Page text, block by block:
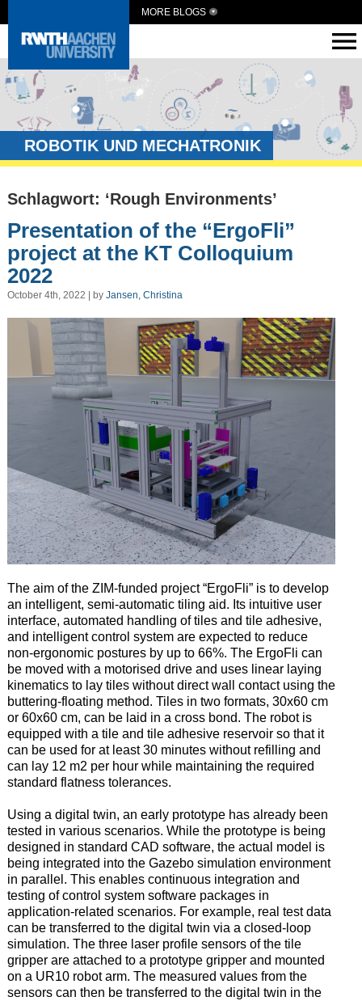
MORE BLOGS
ROBOTIK UND MECHATRONIK
Schlagwort: ‘Rough Environments’
Presentation of the “ErgoFli”
project at the KT Colloquium
2022
October 4th, 2022 | by Jansen, Christina
The aim of the ZIM-funded project“ErgoFli” is to develop
an intelligent, semi-automatictiling aid. tsintuitive user
interface, automated handling of tiles and tile adhesive,
and intelligent control system are expected to reduce
non-ergonomic postures by up to 66%. The ErgoFli can
be moved with a motorised drive and uses linear laying
kinematics to lay tiles without direct wall contact using the
buttering-floating method. Tiles in two formats, 30x60 cm
or 60x60 cm, can be laid in a cross bond. The robot is
equipped with a tileand tile adhesive reservoirso that it
can be used for at least 30 minutes without refilling and
can lay 12 m2 per hour while maintaining the required
standard flatnesstolerances.
Using a digital twin, an early prototype hasalready been
tested in various scenarios. While the prototype is being
designed in standard CAD software, the actual model is
being integrated into the Gazebo simulation environment
in parallel. This enables continuous integration and
testing of control system software packages in
application-related scenarios. For example, real test data
can be transferred to the digital twin via a closed-loop
simulation. The three laser profile sensors of the tile
gripper are attached to a prototype gripper and mounted
on a UR10 robot arm. The measured values from the
sensors can then be transferred to the digital twin in the